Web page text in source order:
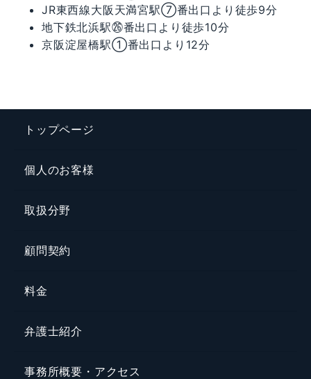
JR東西線大阪天満宮駅⑦番出口より徒歩9分
地下鉄北浜駅㉖番出口より徒歩10分
京阪淀屋橋駅①番出口より12分
トップページ
個人のお客様
取扱分野
顧問契約
料金
弁護士紹介
事務所概要・アクセス